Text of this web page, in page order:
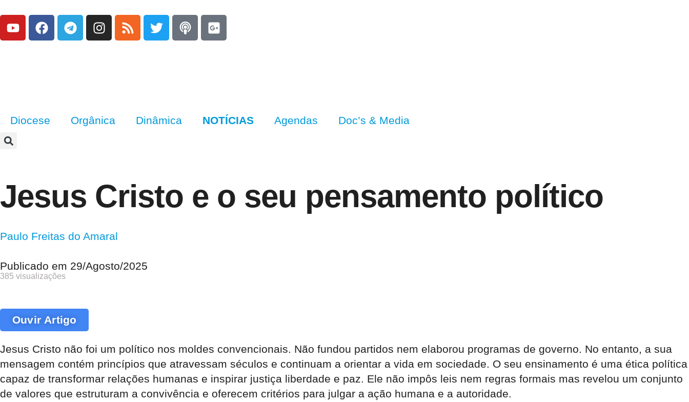
Diocese Orgânica Dinâmica NOTÍCIAS Agendas Doc’s & Media
Jesus Cristo e o seu pensamento político
Paulo Freitas do Amaral
Publicado em 29/Agosto/2025
385 visualizações
Ouvir Artigo
Jesus Cristo não foi um político nos moldes convencionais. Não fundou partidos nem elaborou programas de governo. No entanto, a sua
mensagem contém princípios que atravessam séculos e continuam a orientar a vida em sociedade. O seu ensinamento é uma ética política
capaz de transformar relações humanas e inspirar justiça liberdade e paz. Ele não impôs leis nem regras formais mas revelou um conjunto
de valores que estruturam a convivência e oferecem critérios para julgar a ação humana e a autoridade.